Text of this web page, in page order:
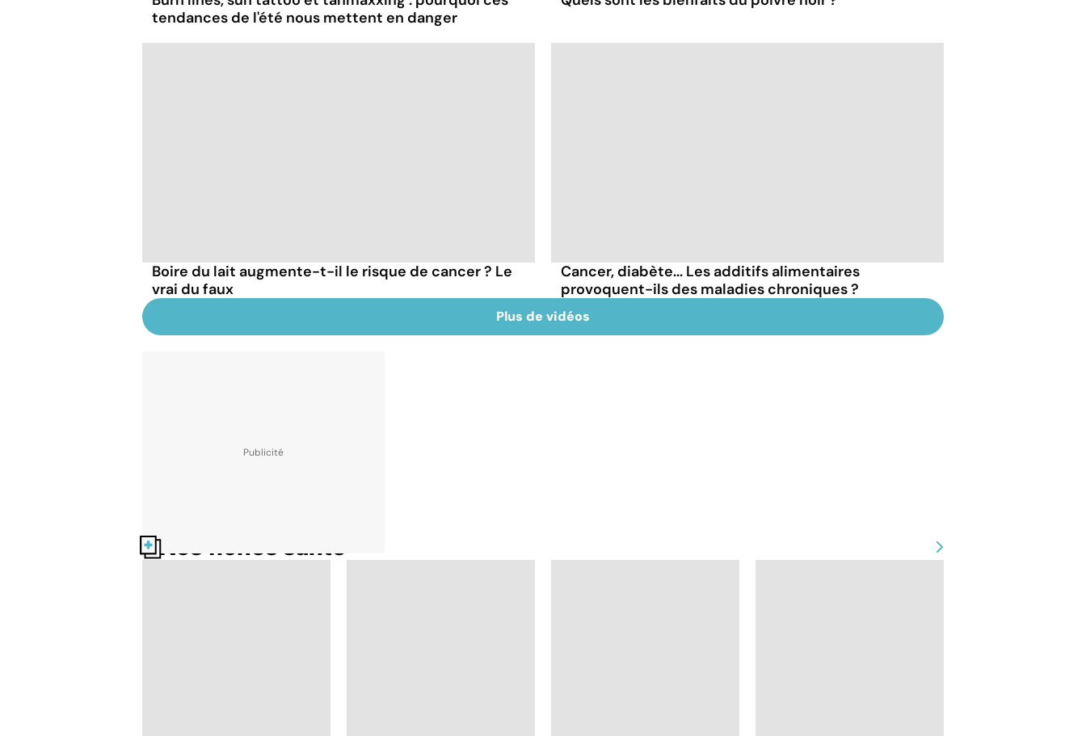
tendances de l'été nous mettent en danger
Boire du lait augmente-t-il le risque de cancer ? Le
vrai du faux
Cancer, diabète... Les additifs alimentaires
provoquent-ils des maladies chroniques ?
Plus de vidéos
Nos fiches santé